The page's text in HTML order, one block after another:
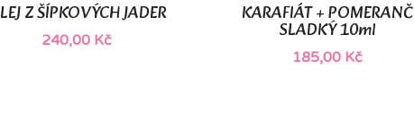
Z ŠÍPKOVÝCH JADER
240,00 Kč
Rychlý náhled KARAFIÁT + POMERANČ
SLADKÝ 10ml
185,00 Kč
Rychlý náhled